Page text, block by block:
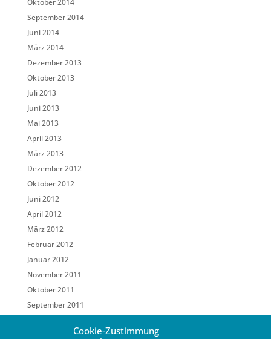
Cookie-Zustimmung
Oktober 2014
September 2014
Juni 2014
März 2014
Dezember 2013
Oktober 2013
Juli 2013
Juni 2013
Mai 2013
April 2013
März 2013
Dezember 2012
Oktober 2012
Juni 2012
April 2012
März 2012
Februar 2012
Januar 2012
November 2011
Oktober 2011
September 2011